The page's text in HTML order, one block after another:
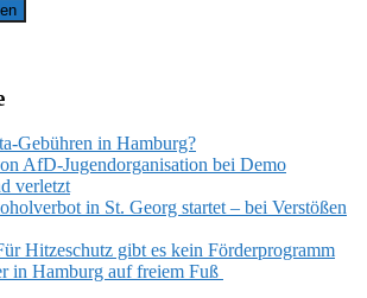
Gebühren in Hamburg?
AfD-Jugendorganisation bei Demo
verletzt
in St. Georg startet – bei Verstößen
Hitzeschutz gibt es kein Förderprogramm
in Hamburg auf freiem Fuß